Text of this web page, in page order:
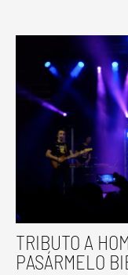
TRIBUTO A
PASÁRMELO